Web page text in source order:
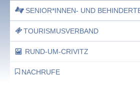
SENIOR*INNEN- UND
TOURISMUSVERBAND
RUND-UM-CRIVITZ
NACHRUFE